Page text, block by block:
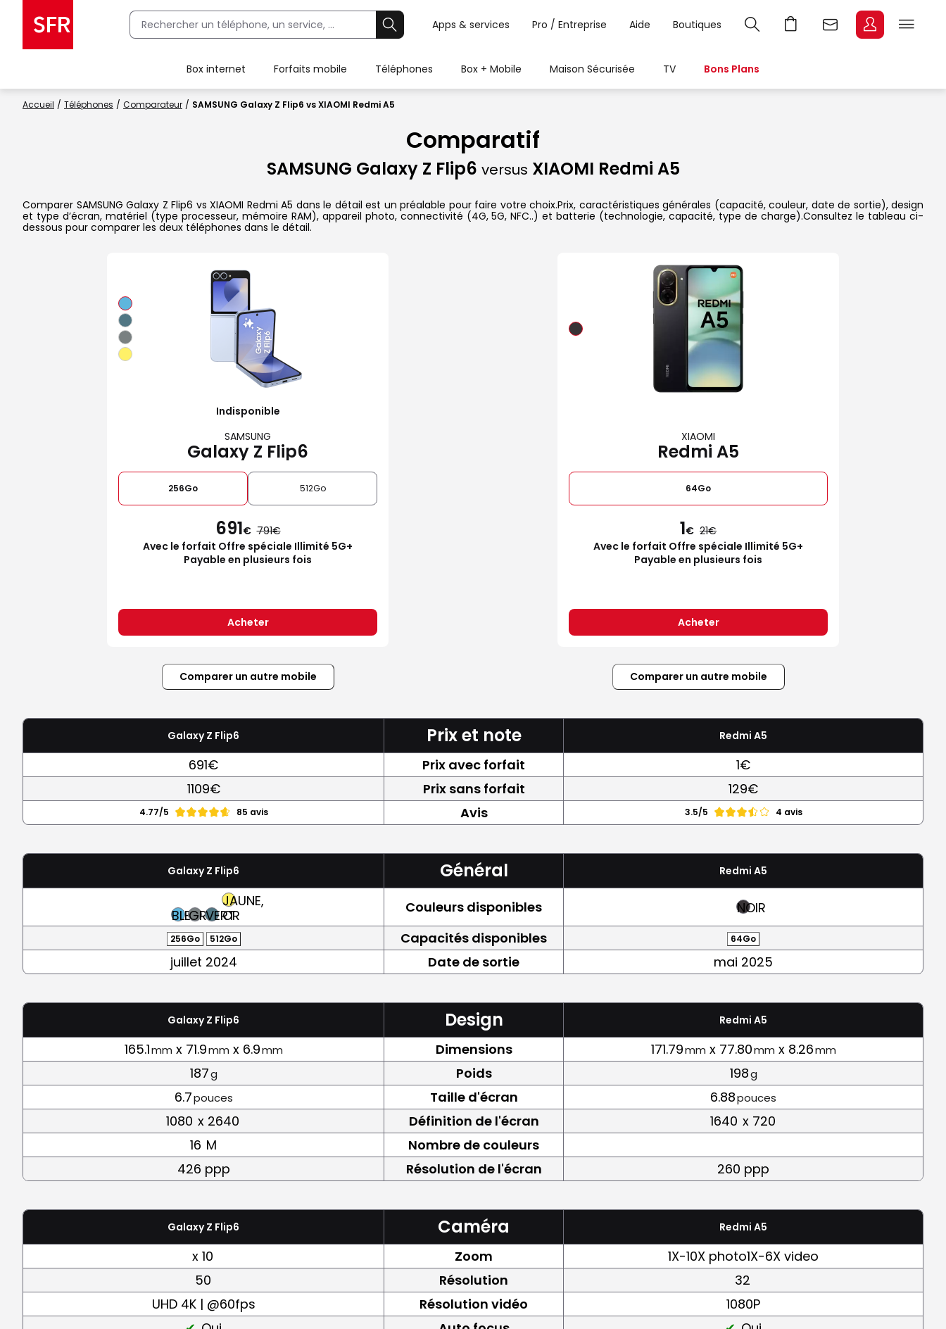
Apps & services Pro / Entreprise Aide Boutiques
Box internet Forfaits mobile Téléphones Box + Mobile Maison Sécurisée TV Bons Plans
Accueil Téléphones Comparateur SAMSUNG Galaxy Z Flip6 vs XIAOMI Redmi A5
Comparatif
SAMSUNG Galaxy Z Flip6 versus XIAOMI Redmi A5
Comparer SAMSUNG Galaxy Z Flip6 vs XIAOMI Redmi A5 dans le détail est un préalable pour faire votre choix.Prix, caractéristiques générales (capacité, couleur, date de sortie), design
et type d’écran, matériel (type processeur, mémoire RAM), appareil photo, connectivité (4G, 5G, NFC..) et batterie (technologie, capacité, type de charge).Consultez le tableau ci-
dessous pour comparer les deux téléphones dans le détail.
Indisponible
SAMSUNG
Galaxy Z Flip6
256Go 512Go
691€ 791
Avec le forfait Offre spéciale Illimité 5G+
Payable en plusieurs fois
Acheter
XIAOMI
Redmi A5
64Go
1€ 21
Avec le forfait Offre spéciale Illimité 5G+
Payable en plusieurs fois
Acheter
Comparer un autre mobile Comparer un autre mobile
Galaxy Z Flip6 Prix et note Redmi A5
691€ Prix avec forfait
1€
1109€
Prix sans forfait 129€
4.77/5 85 avis Avis 3.5/5 4 avis
Galaxy Z Flip6 Général Redmi A5
BLEUGRISVERT
JAUNE,
OR
Couleurs disponibles NOIR
256Go 512Go Capacités disponibles 64Go
juillet 2024 Date de sortie mai 2025
Galaxy Z Flip6 Design Redmi A5
165.1mm x 71.9mm x 6.9mm Dimensions 171.79mm x 77.80mm x 8.26mm
187g Poids 198g
6.7pouces Taille d'écran 6.88pouces
1080 x 2640 Définition de l'écran 1640 x 720
16 M
Nombre de couleurs
426 ppp
Résolution de l'écran 260 ppp
Galaxy Z Flip6 Caméra Redmi A5
x 10 Zoom
1X-10X photo1X-6X video
50
Résolution
32
UHD 4K | @60fps
Résolution vidéo
1080P